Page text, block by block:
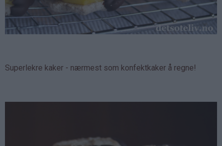
Superlekre kaker - nærmest som konfektkaker å regne!